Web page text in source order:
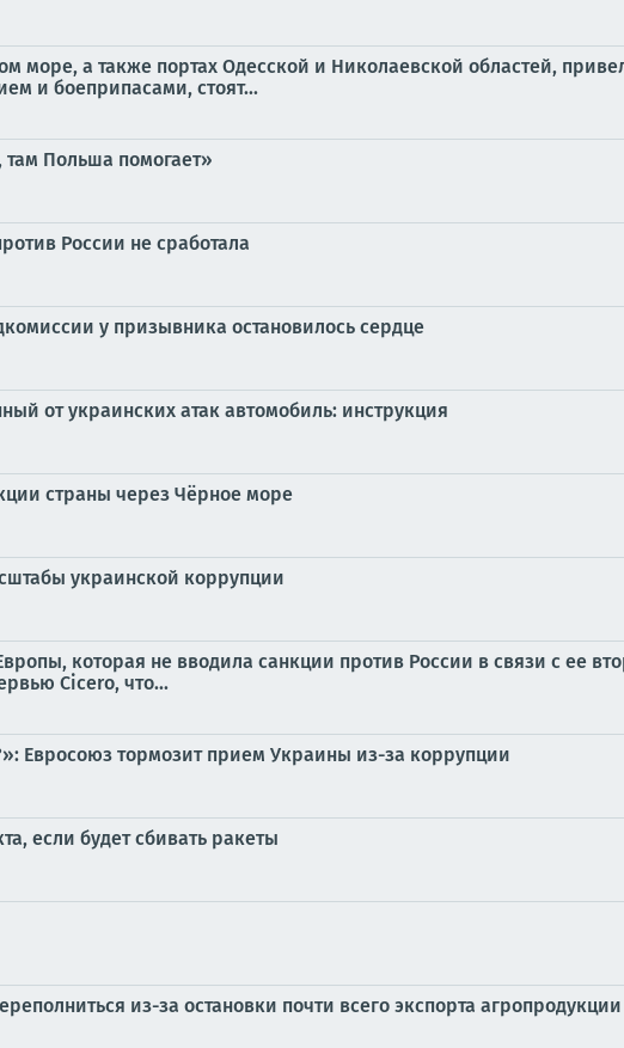
а также портах Одесской и Николаевской областей,
и боеприпасами, стоят...
Польша помогает»
России не сработала
у призывника остановилось сердце
от украинских атак автомобиль: инструкция
страны через Чёрное море
украинской коррупции
которая не вводила санкции против России в связи с ее
Cicero, что...
Евросоюз тормозит прием Украины из-за коррупции
если будет сбивать ракеты
из-за остановки почти всего экспорта